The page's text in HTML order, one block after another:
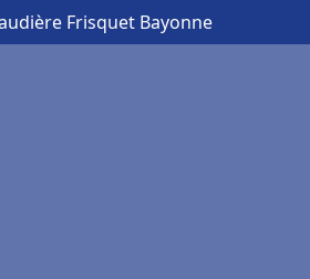
Frisquet Bayonne